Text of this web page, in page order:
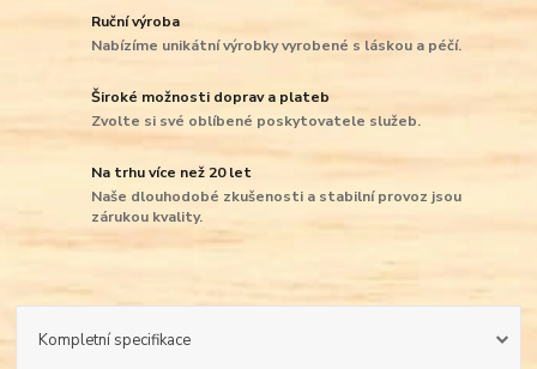
Ruční výroba
Nabízíme unikátní výrobky vyrobené s láskou a péčí.
Široké možnosti doprav a plateb
Zvolte si své oblíbené poskytovatele služeb.
Na trhu více než 20 let
Naše dlouhodobé zkušenosti a stabilní provoz jsou
zárukou kvality.
Kompletní specifikace